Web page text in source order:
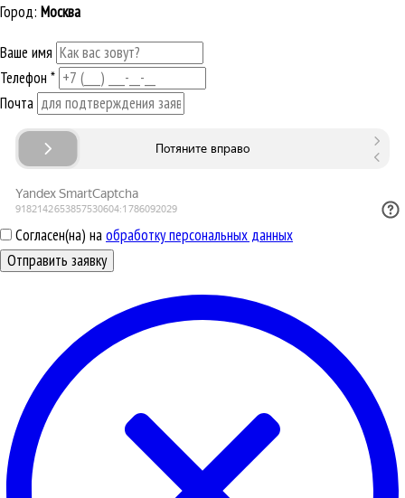
Город: Москва
Ваше имя
Телефон *
Почта
Согласен(на) наобработку персональных данных
Отправить заявку